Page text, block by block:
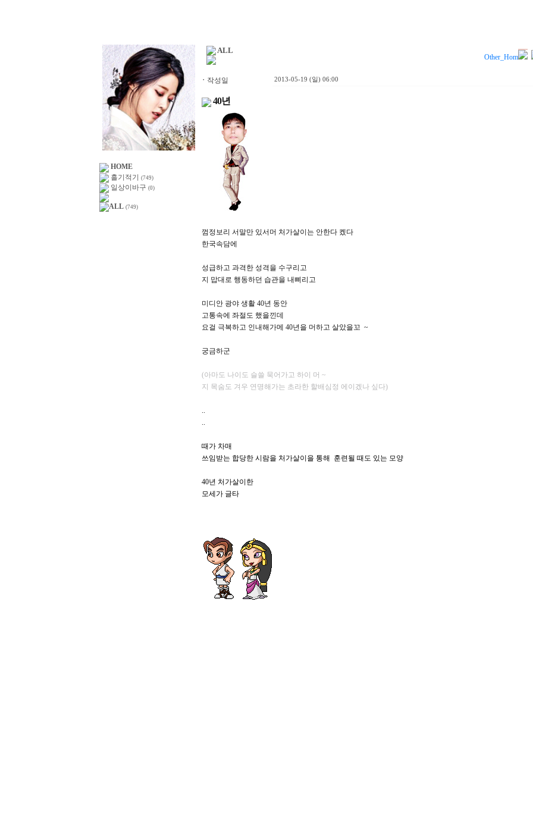
HOME
흘기적기 (749)
일상이바구 (0)
ALL (749)
ALL
Other_Hom
ㆍ 작성일 2013-05-19 (일) 06:00
40년
껌정보리 서말만 있서머 처가살이는 안한다 켔다
한국속담에
성급하고 과격한 성격을 수구리고
지 맙대로 행동하던 습관을 내삐리고
미디안 광야 생활 40년 동안
고통속에 좌절도 했을낀데
요걸 극복하고 인내해가메 40년을 머하고 살았을꼬 ~
궁금하군
(아마도 나이도 슬쓸 묵어가고 하이 머 ~
지 목숨도 겨우 연명해가는 초라한 할배심정 에이겠나 싶다)
..
..
때가 차매
쓰임받는 합당한 시람을 처가살이을 통해 훈련될 때도 있는 모양
40년 처가살이한
모세가 글타